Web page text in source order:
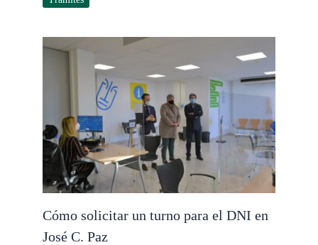
Cómo solicitar un turno para el DNI en
José C. Paz